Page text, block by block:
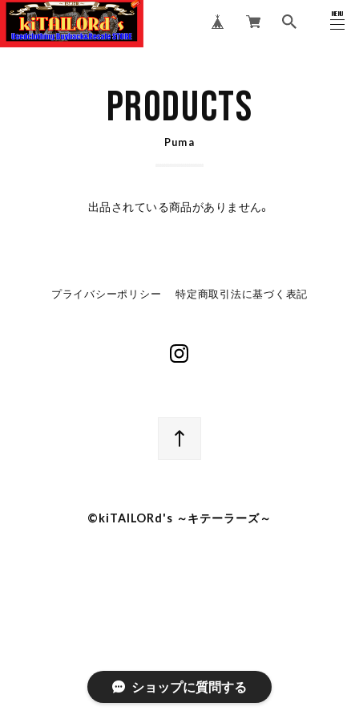
MENU
CLOSE
PRODUCTS
Puma
出品されている商品がありません。
プライバシーポリシー 特定商取引法に基づく表記
©︎kiTAILORd's ～キテーラーズ～
ショップに質問する